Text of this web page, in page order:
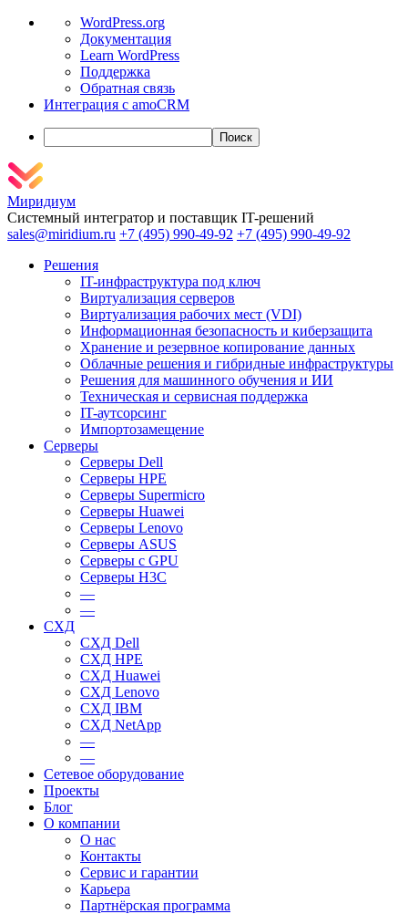
WordPress
WordPress.org
Документация
Learn WordPress
Поддержка
Обратная связь
Интеграция с amoCRM
Поиск
Миридиум
Системный интегратор и поставщик IT-решений
sales@miridium.ru +7 (495) 990-49-92 +7 (495) 990-49-92
Решения
IT-инфраструктура под ключ
Виртуализация серверов
Виртуализация рабочих мест (VDI)
Информационная безопасность и киберзащита
Хранение и резервное копирование данных
Облачные решения и гибридные инфраструктуры
Решения для машинного обучения и ИИ
Техническая и сервисная поддержка
IT-аутсорсинг
Импортозамещение
Серверы
Серверы Dell
Серверы HPE
Серверы Supermicro
Серверы Huawei
Серверы Lenovo
Серверы ASUS
Серверы c GPU
Серверы H3C
—
—
СХД
СХД Dell
СХД HPE
СХД Huawei
СХД Lenovo
СХД IBM
СХД NetApp
—
—
Сетевое оборудование
Проекты
Блог
О компании
О нас
Контакты
Сервис и гарантии
Карьера
Партнёрская программа